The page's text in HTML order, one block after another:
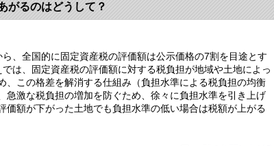
がるのはどうして？
全国的に固定資産税の評価額は公示価格の7割を目途とす
は、固定資産税の評価額に対する税負担が地域や土地によっ
この格差を解消する仕組み（負担水準による税負担の均衡
激な税負担の増加を防ぐため、徐々に負担水準を引き上げ
額が下がった土地でも負担水準の低い場合は税額が上がる